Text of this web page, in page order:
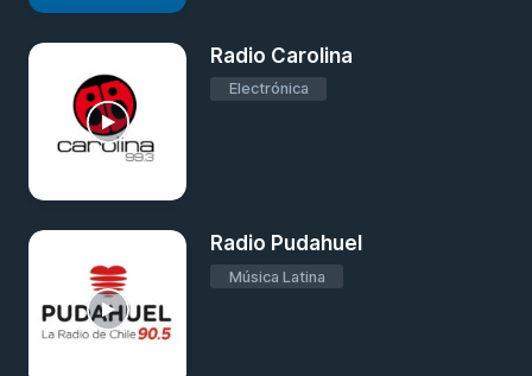
Radio Carolina
Electrónica
Radio Pudahuel
Música Latina